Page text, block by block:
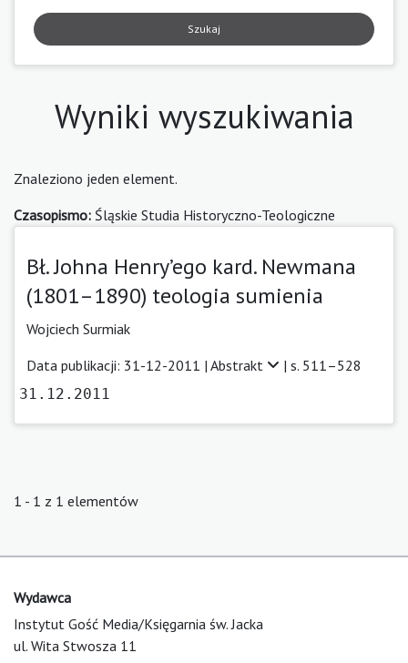
Szukaj
Wyniki wyszukiwania
Znaleziono jeden element.
Czasopismo: Śląskie Studia Historyczno-Teologiczne
Bł. Johna Henry’ego kard. Newmana
(1801–1890) teologia sumienia
Wojciech Surmiak
Data publikacji: 31-12-2011 | Abstrakt | s. 511–528
31.12.2011
1 - 1 z 1 elementów
Wydawca
Instytut Gość Media/Księgarnia św. Jacka
ul. Wita Stwosza 11